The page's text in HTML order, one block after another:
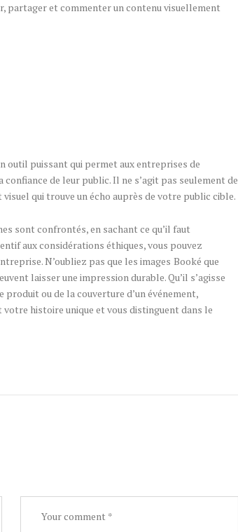
partager et commenter un contenu visuellement
outil puissant qui permet aux entreprises de
de leur public. Il ne s’agit pas seulement de
qui trouve un écho auprès de votre public cible.
sont confrontés, en sachant ce qu’il faut
aux considérations éthiques, vous pouvez
N’oubliez pas que les images Booké que
laisser une impression durable. Qu’il s’agisse
ou de la couverture d’un événement,
histoire unique et vous distinguent dans le